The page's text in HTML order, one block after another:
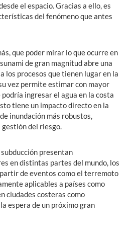
el espacio. Gracias a ello, es
del fenómeno que antes
que poder mirar lo que ocurre en
de gran magnitud abre una
los procesos que tienen lugar en la
vez permite estimar con mayor
ingresar el agua en la costa
tiene un impacto directo en la
inundación más robustos,
del riesgo.
presentan
en distintas partes del mundo, los
de eventos como el terremoto
aplicables a países como
ciudades costeras como
espera de un próximo gran